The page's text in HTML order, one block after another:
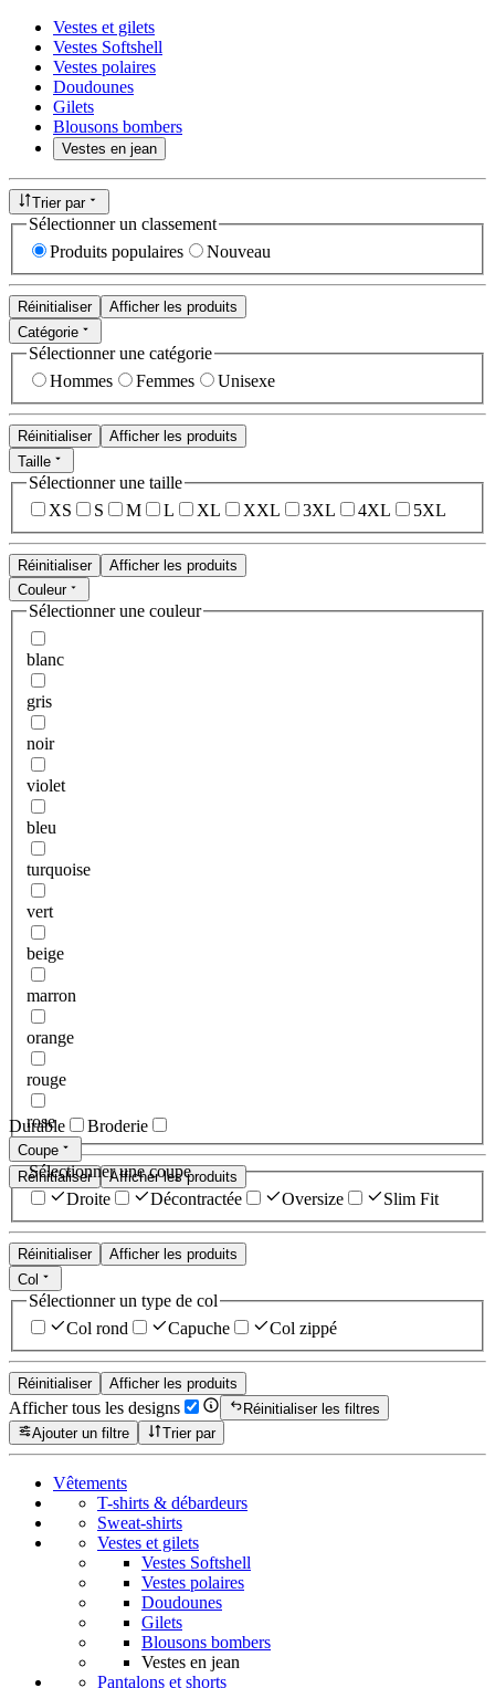
Vestes et gilets
Vestes Softshell
Vestes polaires
Doudounes
Gilets
Blousons bombers
Vestes en jean
Trier par
Sélectionner un classement
Produits populaires
Nouveau
Réinitialiser
Afficher les produits
Catégorie
Sélectionner une catégorie
Hommes
Femmes Unisexe
Réinitialiser
Afficher les produits
Taille
Sélectionner une taille
XS
S M L XL XXL 3XL 4XL 5XL
Réinitialiser
Afficher les produits
Couleur
Sélectionner une couleur
blanc
gris
noir
violet
bleu
turquoise
vert
beige
marron
orange
rouge
rose
Réinitialiser Afficher les produits
Durable Broderie
Coupe
Sélectionner une coupe
Droite
Décontractée Oversize Slim Fit
Réinitialiser
Afficher les produits
Col
Sélectionner un type de col
Col rond
Capuche Col zippé
Réinitialiser Afficher les produits
Afficher tous les designs
Réinitialiser les filtres
Ajouter un filtre
Trier par
Vêtements
T-shirts & débardeurs
Sweat-shirts
Vestes et gilets
Vestes Softshell
Vestes polaires
Doudounes
Gilets
Blousons bombers
Vestes en jean
Pantalons et shorts